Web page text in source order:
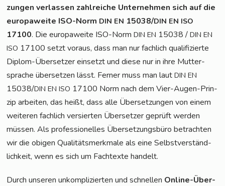
zun­gen ver­las­sen zahl­rei­che Unter­neh­men sich auf die
euro­pa­wei­te ISO-Norm DIN EN 15038/DIN EN ISO
17100. Die euro­pa­wei­te ISO-NormDIN EN 15038 /DIN EN
ISO 17100 setzt vor­aus, dass man nur fach­lich qua­li­fi­zier­te
Diplom-Über­set­zer ein­setzt und die­se nur in ihre Mut­ter­
spra­che über­set­zen lässt. Fer­ner muss man lautDIN EN
15038/DIN EN ISO 17100 Norm nach dem Vier-Augen-Prin­
zip arbei­ten, das heißt, dass alle Über­set­zun­gen von einem
wei­te­ren fach­lich ver­sier­ten Über­set­zer geprüft wer­den
müs­sen. Als pro­fes­sio­nel­les Über­set­zungs­bü­ro betrach­ten
wir die obi­gen Qua­li­täts­merk­ma­le als eine Selbst­ver­ständ­
lich­keit, wenn es sich um Fach­tex­te handelt.
Durch unse­ren unkom­pli­zier­ten und schnel­len Online-Über­